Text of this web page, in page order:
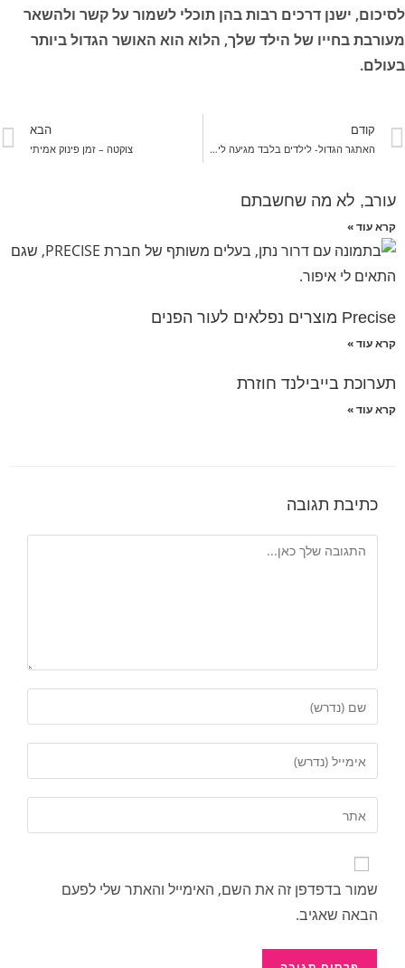
לסיכום, ישנן דרכים רבות בהן תוכלי לשמור על קשר ולהשאר
מעורבת בחייו של הילד שלך, הלוא הוא האושר הגדול ביותר
בעולם.
קודם
האתגר הגדול- לילדים בלבד מגיעה לישפרו פלאנט באר-שבע
הבא
צוקטה – זמן פינוק אמיתי
עורב, לא מה שחשבתם
קרא עוד »
Precise מוצרים נפלאים לעור הפנים
קרא עוד »
תערוכת בייבילנד חוזרת
קרא עוד »
כתיבת תגובה
שמור בדפדפן זה את השם, האימייל והאתר שלי לפעם
הבאה שאגיב.